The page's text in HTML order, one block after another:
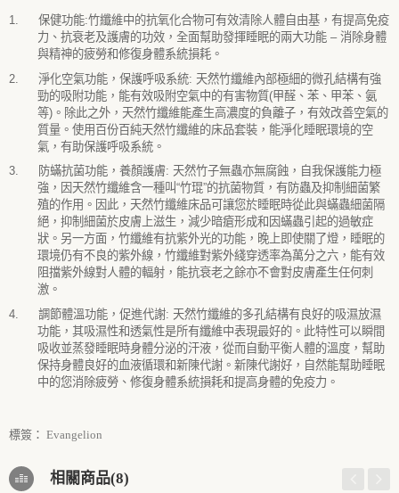
1. 保健功能:竹纖維中的抗氧化合物可有效清除人體自由基，有提高免疫
力、抗衰老及護膚的功效，全面幫助發揮睡眠的兩大功能 – 消除身體
與精神的疲勞和修復身體系統損耗。
2.
淨化空氣功能，保護呼吸系統: 天然竹纖維內部極細的微孔結構有強
勁的吸附功能，能有效吸附空氣中的有害物質(甲醛、苯、甲苯、氨
等) 。除此之外，天然竹纖維能產生高濃度的負離子，有效改善空氣的
質量。使用百份百純天然竹纖維的床品套裝，能淨化睡眠環境的空
氣，有助保護呼吸系統。
3.
防蟎抗菌功能，養顏護膚: 天然竹子無蟲亦無腐蝕，自我保護能力極
強，因天然竹纖維含一種叫“竹琨”的抗菌物質，有防蟲及抑制細菌繁
殖的作用。因此，天然竹纖維床品可讓您於睡眠時從此與蟎蟲細菌隔
絕，抑制細菌於皮膚上滋生，減少暗瘡形成和因蟎蟲引起的過敏症
狀。另一方面，竹纖維有抗紫外光的功能，晚上即使關了燈，睡眠的
環境仍有不良的紫外線，竹纖維對紫外綫穿透率為萬分之六，能有效
阻擋紫外線對人體的輻射，能抗衰老之餘亦不會對皮膚產生任何刺
激。
4.
調節體溫功能，促進代謝: 天然竹纖維的多孔結構有良好的吸濕放濕
功能，其吸濕性和透氣性是所有纖維中表現最好的。此特性可以瞬間
吸收並蒸發睡眠時身體分泌的汗液，從而自動平衡人體的溫度，幫助
保持身體良好的血液循環和新陳代謝。新陳代謝好，自然能幫助睡眠
中的您消除疲勞、修復身體系統損耗和提高身體的免疫力。
標簽： Evangelion
相關商品(8)